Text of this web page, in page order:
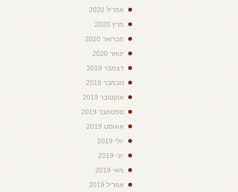
אפריל 2020
מרץ 2020
פברואר 2020
ינואר 2020
דצמבר 2019
נובמבר 2019
אוקטובר 2019
ספטמבר 2019
אוגוסט 2019
יולי 2019
יוני 2019
מאי 2019
אפריל 2019